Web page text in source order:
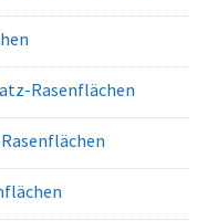
Rasenflächen